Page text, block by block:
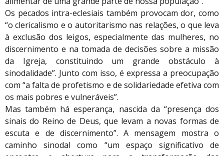
Os pecados intra-eclesiais também provocam dor, como
“o clericalismo e o autoritarismo nas relações, o que leva
à exclusão dos leigos, especialmente das mulheres, no
discernimento e na tomada de decisões sobre a missão
da Igreja, constituindo um grande obstáculo à
sinodalidade”. Junto com isso, é expressa a preocupação
com “a falta de profetismo e de solidariedade efetiva com
os mais pobres e vulneráveis”.
Mas também há esperança, nascida da “presença dos
sinais do Reino de Deus, que levam a novas formas de
escuta e de discernimento”. A mensagem mostra o
caminho sinodal como “um espaço significativo de